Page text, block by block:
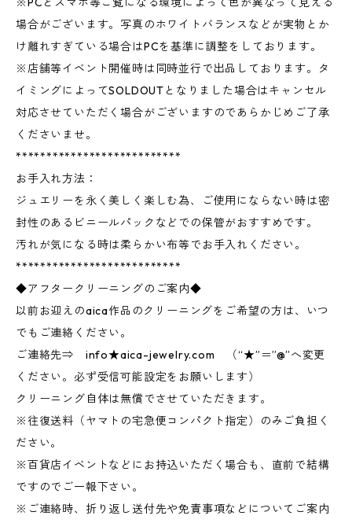
場合がございます。写真のホワイトバランスなどが実物とか
け離れすぎている場合はPCを基準に調整をしております。
※店舗等イベント開催時は同時並行で出品しております。タ
イミングによってSOLDOUTとなりました場合はキャンセル
対応させていただく場合がございますのであらかじめご了承
くださいませ。
***************************
お手入れ方法：
ジュエリーを永く美しく楽しむ為、ご使用にならない時は密
封性のあるビニールパックなどでの保管がおすすめです。
汚れが気になる時は柔らかい布等でお手入れください。
***************************
◆アフタークリーニングのご案内◆
以前お迎えのaica作品のクリーニングをご希望の方は、いつ
でもご連絡ください。
ご連絡先⇒ info★aica-jewelry.com （“★”＝”@”へ変更
ください。必ず受信可能設定をお願いします）
クリーニング自体は無償でさせていただきます。
※往復送料（ヤマトの宅急便コンパクト指定）のみご負担く
ださい。
※百貨店イベントなどにお持込いただく場合も、直前で結構
ですのでご一報下さい。
※ご連絡時、折り返し送付先や免責事項などについてご案内